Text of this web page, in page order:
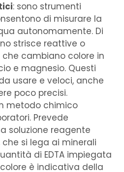
: sono strumenti
di misurare la
autonomamente. Di
strisce reattive o
che cambiano colore in
e magnesio. Questi
usare e veloci, anche
poco precisi.
metodo chimico
Prevede
soluzione reagente
che si lega ai minerali
di EDTA impiegata
è indicativa della